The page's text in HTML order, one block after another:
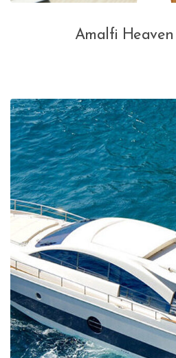
Amalfi